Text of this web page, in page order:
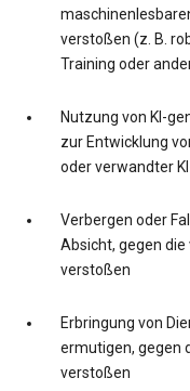
verstoßen (z. B.
Training oder
Nutzung von KI-
zur Entwicklung
oder verwandter
Verbergen oder
Absicht, gegen
verstoßen
Erbringung von
ermutigen, gegen
verstoßen